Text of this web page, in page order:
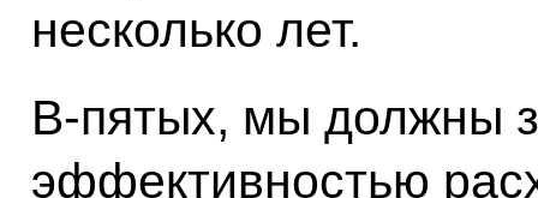
несколько лет.
В‑пятых, мы должны
эффективностью